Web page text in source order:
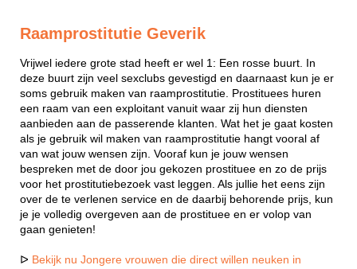
Raamprostitutie Geverik
Vrijwel iedere grote stad heeft er wel 1: Een rosse buurt. In
deze buurt zijn veel sexclubs gevestigd en daarnaast kun je er
soms gebruik maken van raamprostitutie. Prostituees huren
een raam van een exploitant vanuit waar zij hun diensten
aanbieden aan de passerende klanten. Wat het je gaat kosten
als je gebruik wil maken van raamprostitutie hangt vooral af
van wat jouw wensen zijn. Vooraf kun je jouw wensen
bespreken met de door jou gekozen prostituee en zo de prijs
voor het prostitutiebezoek vast leggen. Als jullie het eens zijn
over de te verlenen service en de daarbij behorende prijs, kun
je je volledig overgeven aan de prostituee en er volop van
gaan genieten!
ᐅ Bekijk nu Jongere vrouwen die direct willen neuken in